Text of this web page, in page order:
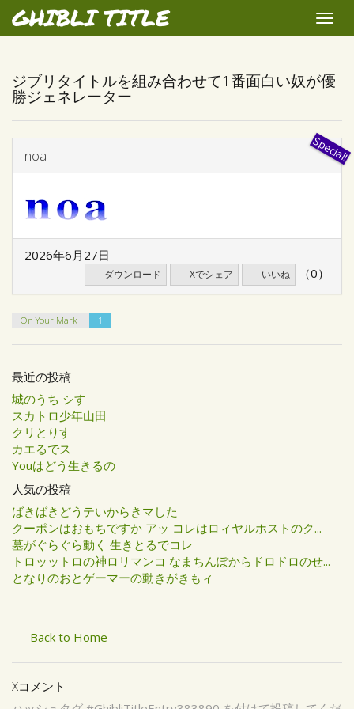
GHIBLI TITLE
Toggle
ジブリタイトルを組み合わせて1番面白い奴が優
勝ジェネレーター
noa
2026年6月27日
ダウンロード Xでシェア いいね （0）
On Your Mark 1
最近の投稿
城のうち シす
スカトロ少年山田
クリとりす
カエるでス
Youはどう生きるの
人気の投稿
ばきばきどうテいからきマした
クーポンはおもちですか アッ コレはロィヤルホストのク...
墓がぐらぐら動く 生きとるでコレ
トロッットロの神ロリマンコ なまちんぽからドロドロのせ...
となりのおとゲーマーの動きがきもィ
Back to Home
Xコメント